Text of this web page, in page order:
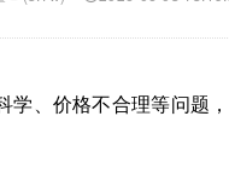
、价格不合理等问题